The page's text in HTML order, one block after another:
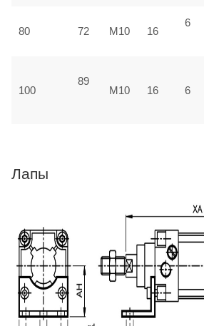
80 72 М10 16
6
100
89
М10 16 6
Лапы